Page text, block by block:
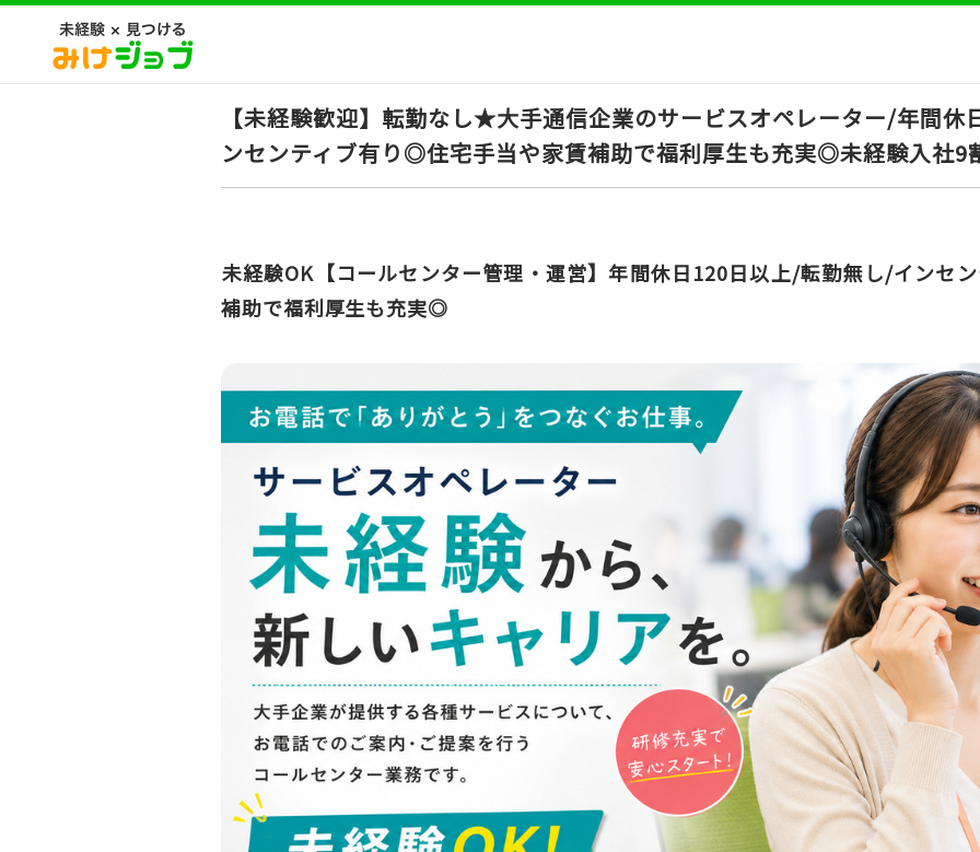
【未経験歓迎】転勤なし★大手通信企業のサービスオペレーター/年間
ンセンティブ有り◎住宅手当や家賃補助で福利厚生も充実◎未経験入社9
未経験OK【コールセンター管理・運営】年間休日120日以上/転勤無し/インセ
補助で福利厚生も充実◎